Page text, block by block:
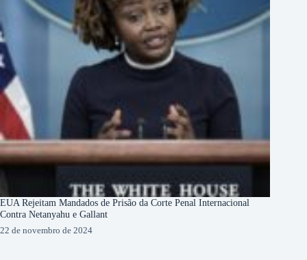
EUA Rejeitam Mandados de Prisão da Corte Penal Internacional
Contra Netanyahu e Gallant
22 de novembro de 2024